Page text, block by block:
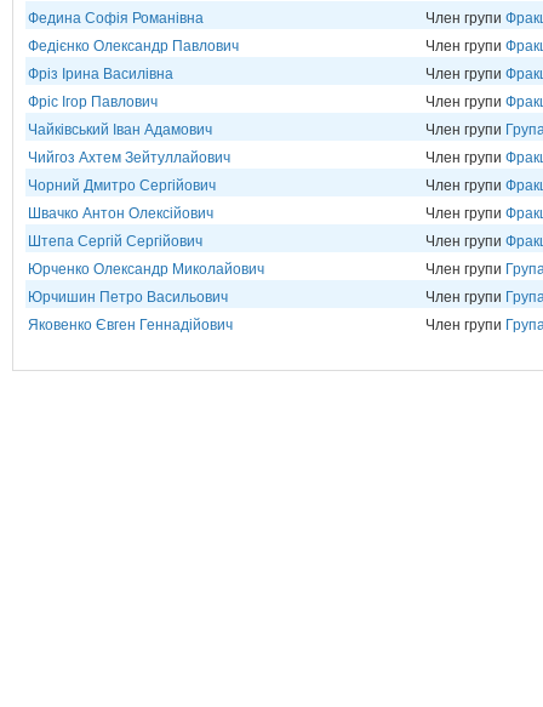
Федина Софія Романівна
Член групи
Федієнко Олександр Павлович
Член групи
Фріз Ірина Василівна
Член групи
Фріс Ігор Павлович
Член групи
Чайківський Іван Адамович
Член групи
Чийгоз Ахтем Зейтуллайович
Член групи
Чорний Дмитро Сергійович
Член групи
Швачко Антон Олексійович
Член групи
Штепа Сергій Сергійович
Член групи
Юрченко Олександр Миколайович
Член групи
Юрчишин Петро Васильович
Член групи
Яковенко Євген Геннадійович
Член групи